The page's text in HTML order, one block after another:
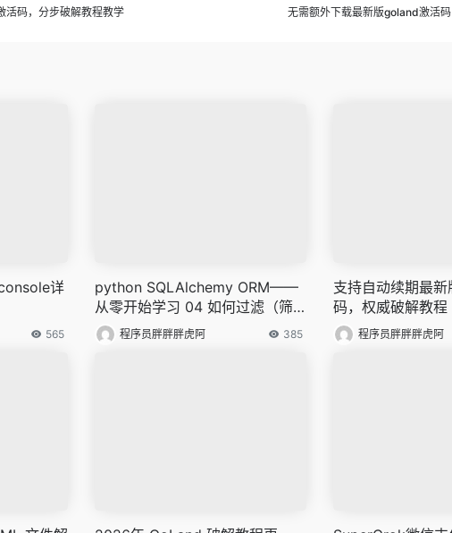
活码，分步破解教程教学 无需额外下载最新版goland激活
详
565
python SQLAlchemy ORM——
从零开始学习 04 如何过滤（筛
选）数据库中的数据
程序员胖胖胖虎阿 385
支持自动续期最
码，权威破解教程
程序员胖胖胖虎阿